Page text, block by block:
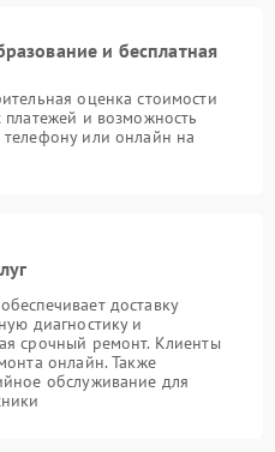
и бесплатная
оценка стоимости
платежей и возможность
телефону или онлайн на
доставку
диагностику и
срочный ремонт. Клиенты
онлайн. Также
обслуживание для